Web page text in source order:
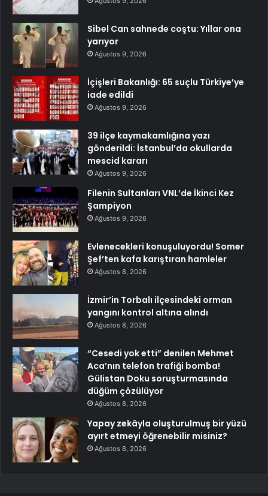
Sibel Can sahnede coştu: Yıllar ona
yarıyor
Ağustos 9, 2026
İçişleri Bakanlığı: 65 suçlu Türkiye’ye
iade edildi
Ağustos 9, 2026
39 ilçe kaymakamlığına yazı
gönderildi: İstanbul’da okullarda
mescid kararı
Ağustos 9, 2026
Filenin Sultanları VNL’de İkinci Kez
Şampiyon
Ağustos 9, 2026
Evlenecekleri konuşuluyordu! Somer
Şef’ten kafa karıştıran hamleler
Ağustos 8, 2026
İzmir’in Torbalı ilçesindeki orman
yangını kontrol altına alındı
Ağustos 8, 2026
“Cesedi yok etti” denilen Mehmet
Aca’nın telefon trafiği bomba!
Gülistan Doku soruşturmasında
düğüm çözülüyor
Ağustos 8, 2026
Yapay zekâyla oluşturulmuş bir yüzü
ayırt etmeyi öğrenebilir misiniz?
Ağustos 8, 2026